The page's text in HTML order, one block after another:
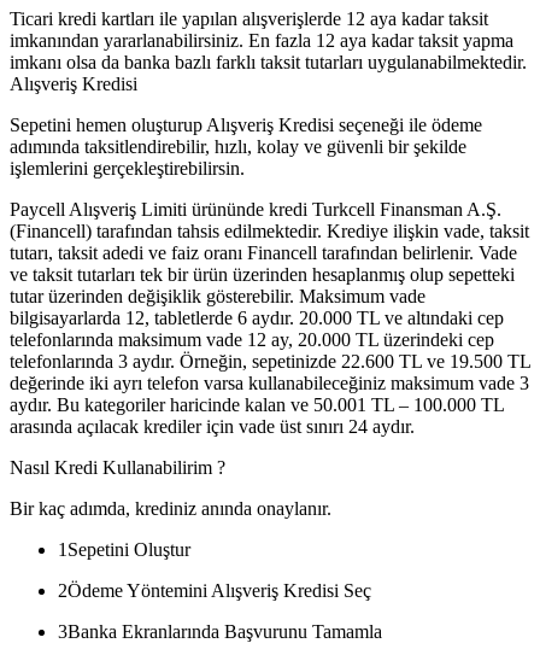
Ticari kredi kartları ile yapılan alışverişlerde 12 aya kadar taksit
imkanından yararlanabilirsiniz. En fazla 12 aya kadar taksit yapma
imkanı olsa da banka bazlı farklı taksit tutarları uygulanabilmektedir.
Alışveriş Kredisi
Sepetini hemen oluşturup Alışveriş Kredisi seçeneği ile ödeme
adımında taksitlendirebilir, hızlı, kolay ve güvenli bir şekilde
işlemlerini gerçekleştirebilirsin.
Paycell Alışveriş Limiti ürününde kredi Turkcell Finansman A.Ş.
(Financell) tarafından tahsis edilmektedir. Krediye ilişkin vade, taksit
tutarı, taksit adedi ve faiz oranı Financell tarafından belirlenir. Vade
ve taksit tutarları tek bir ürün üzerinden hesaplanmış olup sepetteki
tutar üzerinden değişiklik gösterebilir. Maksimum vade
bilgisayarlarda 12, tabletlerde 6 aydır. 20.000 TL ve altındaki cep
telefonlarında maksimum vade 12 ay, 20.000 TL üzerindeki cep
telefonlarında 3 aydır. Örneğin, sepetinizde 22.600 TL ve 19.500 TL
değerinde iki ayrı telefon varsa kullanabileceğiniz maksimum vade 3
aydır. Bu kategoriler haricinde kalan ve 50.001 TL – 100.000 TL
arasında açılacak krediler için vade üst sınırı 24 aydır.
Nasıl Kredi Kullanabilirim ?
Bir kaç adımda, krediniz anında onaylanır.
1 Sepetini Oluştur
2Ödeme Yöntemini Alışveriş Kredisi Seç
3Banka Ekranlarında Başvurunu Tamamla